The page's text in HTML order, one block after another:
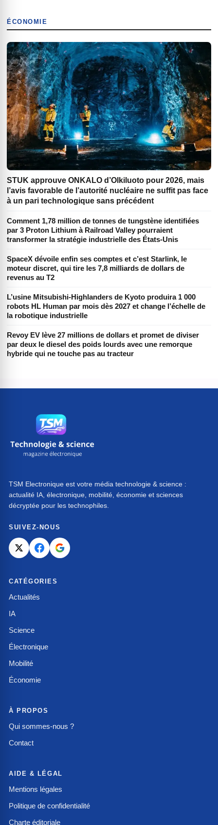
ÉCONOMIE
STUK approuve ONKALO d’Olkiluoto pour 2026, mais
l’avis favorable de l’autorité nucléaire ne suffit pas face
à un pari technologique sans précédent
Comment 1,78 million de tonnes de tungstène identifiées
par 3 Proton Lithium à Railroad Valley pourraient
transformer la stratégie industrielle des États-Unis
SpaceX dévoile enfin ses comptes et c’est Starlink, le
moteur discret, qui tire les 7,8 milliards de dollars de
revenus au T2
L’usine Mitsubishi-Highlanders de Kyoto produira 1 000
robots HL Human par mois dès 2027 et change l’échelle de
la robotique industrielle
Revoy EV lève 27 millions de dollars et promet de diviser
par deux le diesel des poids lourds avec une remorque
hybride qui ne touche pas au tracteur
TSM Electronique est votre média technologie & science :
actualité IA, électronique, mobilité, économie et sciences
décryptée pour les technophiles.
SUIVEZ-NOUS
CATÉGORIES
Actualités
IA
Science
Électronique
Mobilité
Économie
À PROPOS
Qui sommes-nous ?
Contact
AIDE & LÉGAL
Mentions légales
Politique de confidentialité
Charte éditoriale